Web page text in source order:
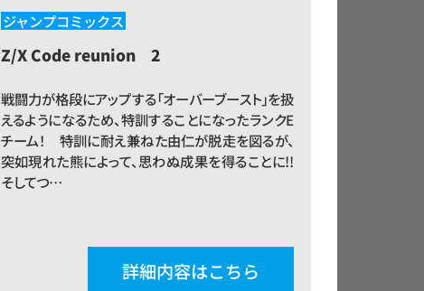
ジャンプコミックス
Z/X Code reunion 2
戦闘力が格段にアップする「オーバーブースト」を扱
えるようになるため、特訓することになったランクE
チーム！ 特訓に耐え兼ねた由仁が脱走を図るが、
突如現れた熊によって、思わぬ成果を得ることに!!
そしてつ…
詳細内容はこちら